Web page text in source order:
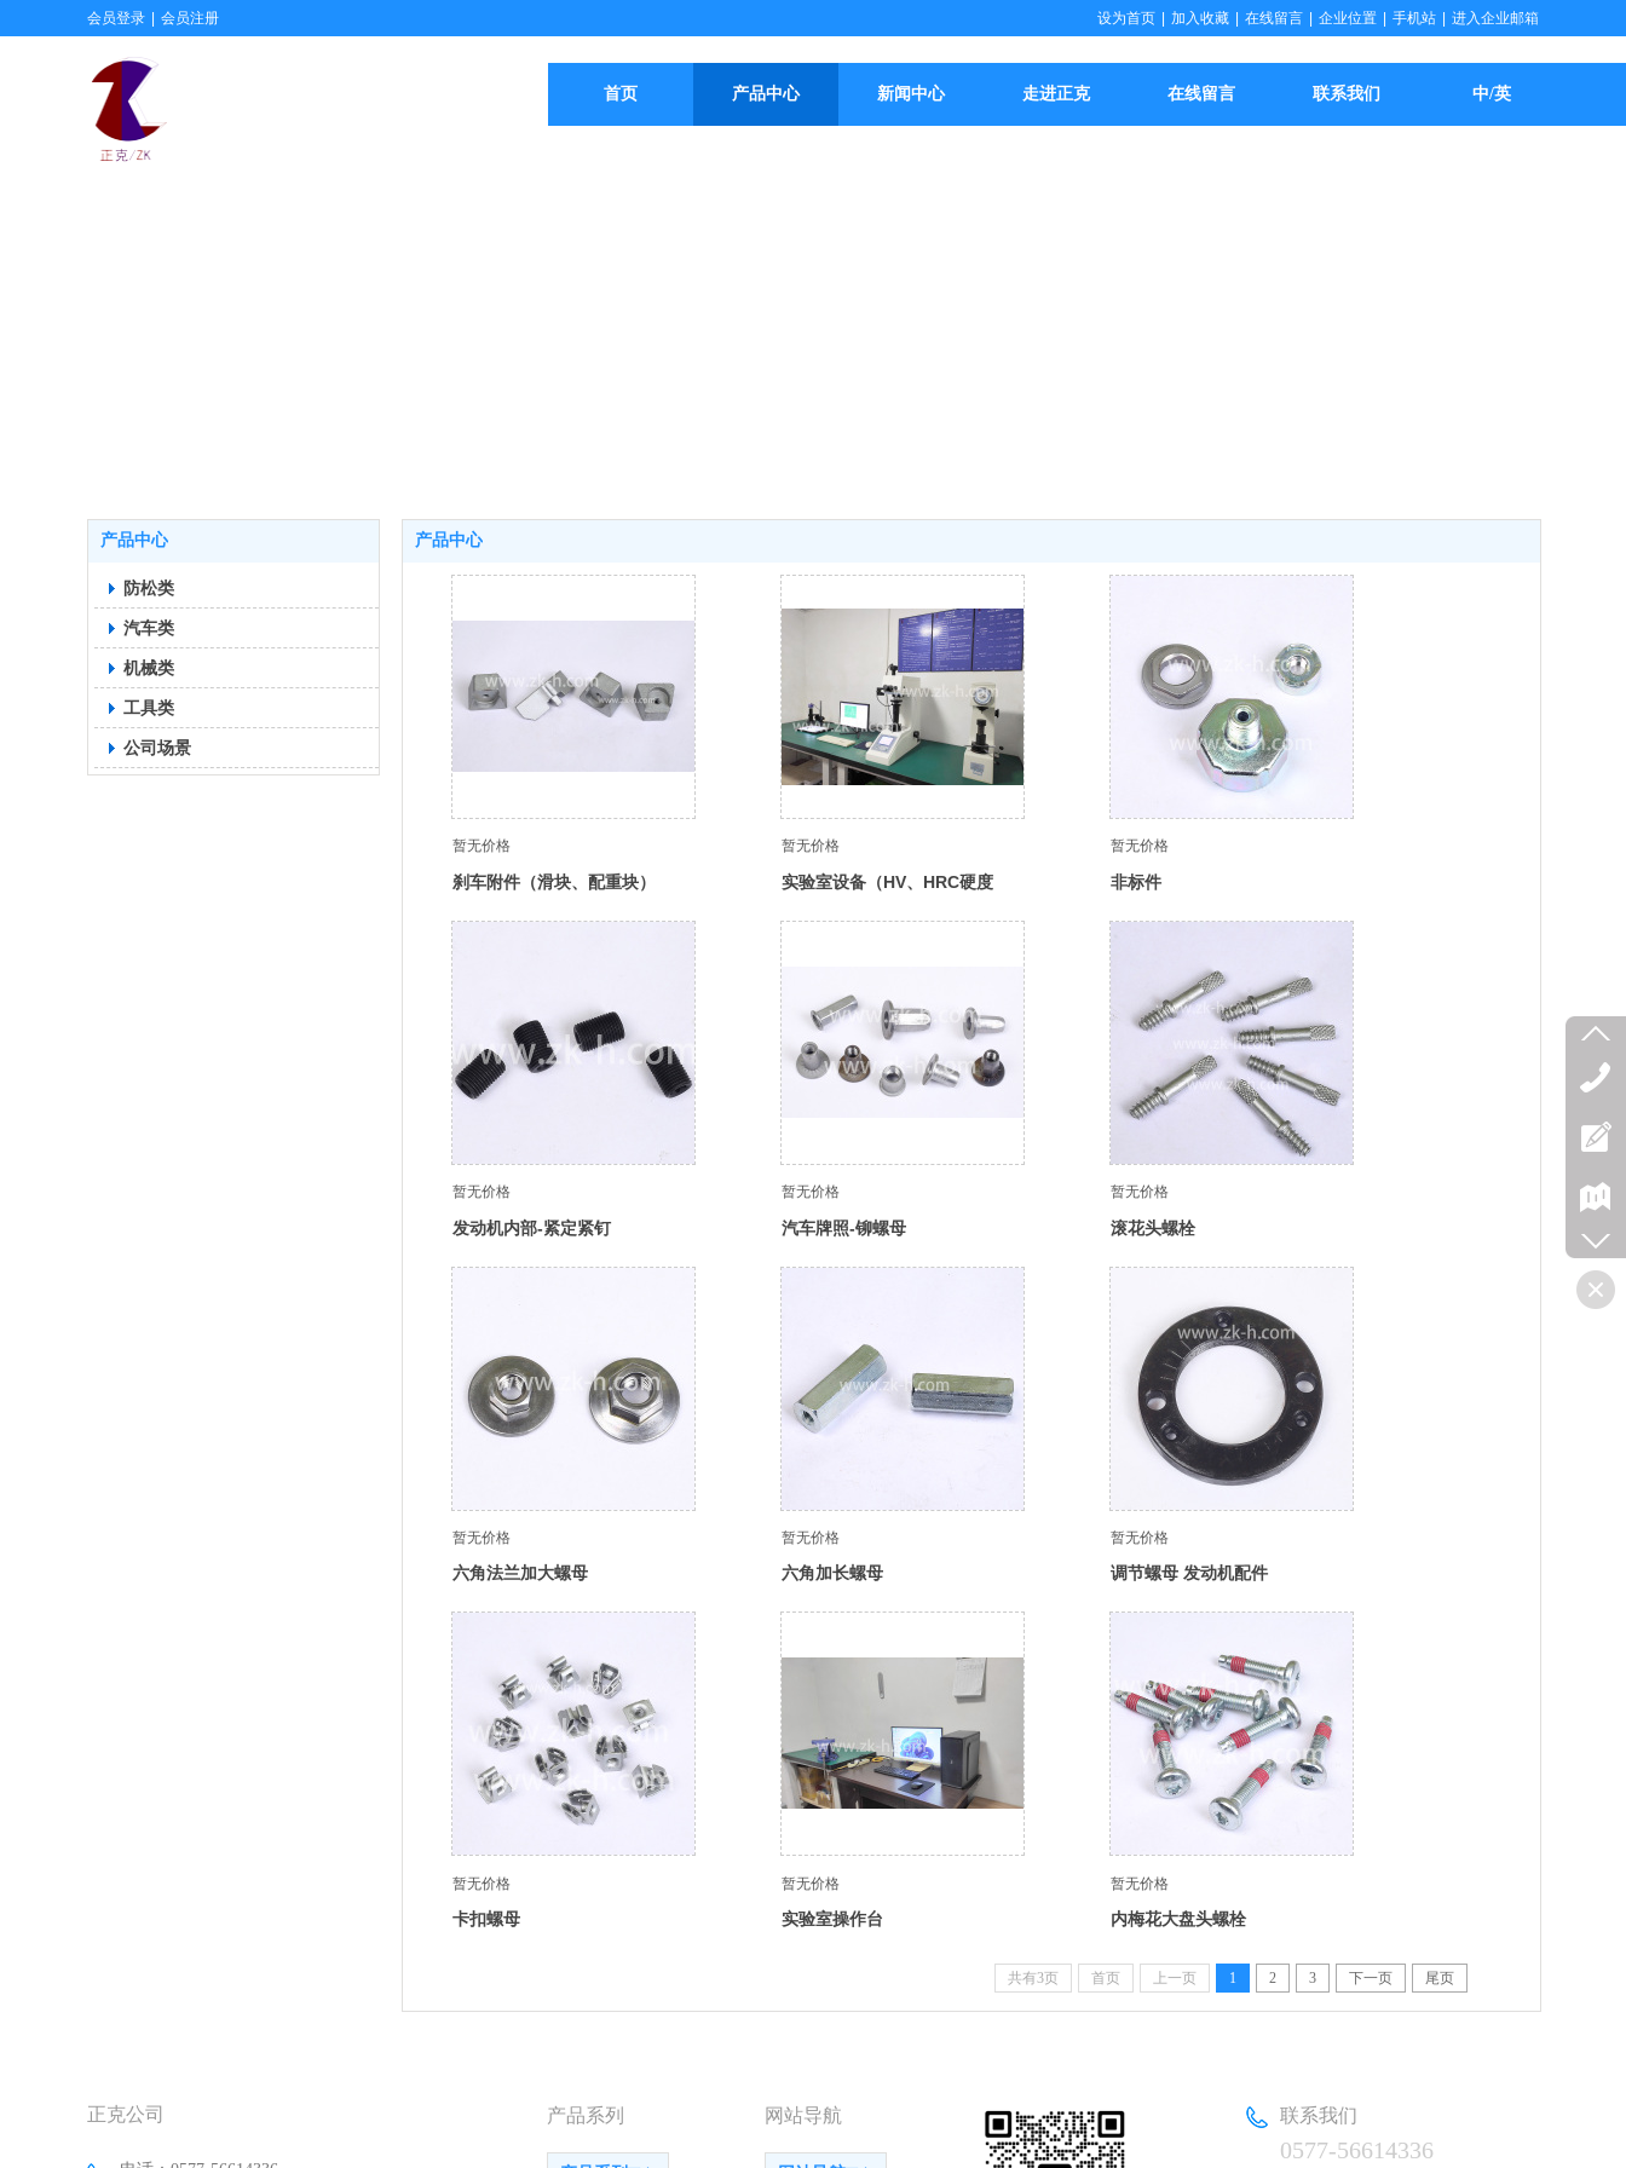
首页 产品中心 新闻中心 走进正克 在线留言 联系我们 中/英
会员登录 会员注册 设为首页 加入收藏 在线留言 企业位置 手机站 进入企业邮箱
产品中心
防松类
汽车类
机械类
工具类
公司场景
产品中心
暂无价格
刹车附件（滑块、配重块）
暂无价格
实验室设备（HV、HRC硬度
暂无价格
非标件
暂无价格
发动机内部-紧定紧钉
暂无价格
汽车牌照-铆螺母
暂无价格
滚花头螺栓
暂无价格
六角法兰加大螺母
暂无价格
六角加长螺母
暂无价格
调节螺母 发动机配件
暂无价格
卡扣螺母
暂无价格
实验室操作台
暂无价格
内梅花大盘头螺栓
共有3页 首页 上一页 1 2 3 下一页 尾页
正克公司 产品系列 网站导航 联系我们
0577-56614336